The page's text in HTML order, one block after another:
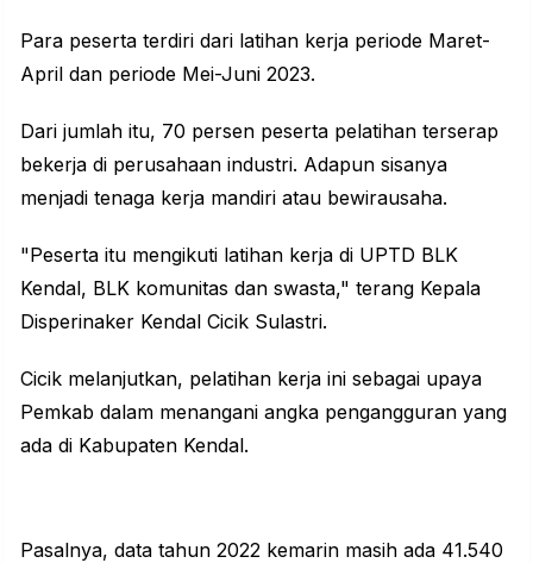
Para peserta terdiri dari latihan kerja periode Maret-
April dan periode Mei-Juni 2023.
Dari jumlah itu, 70 persen peserta pelatihan terserap
bekerja di perusahaan industri. Adapun sisanya
menjadi tenaga kerja mandiri atau bewirausaha.
"Peserta itu mengikuti latihan kerja di UPTD BLK
Kendal, BLK komunitas dan swasta," terang Kepala
Disperinaker Kendal Cicik Sulastri.
Cicik melanjutkan, pelatihan kerja ini sebagai upaya
Pemkab dalam menangani angka pengangguran yang
ada di Kabupaten Kendal.
Pasalnya, data tahun 2022 kemarin masih ada 41.540